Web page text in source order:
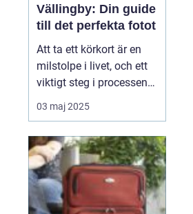
Vällingby: Din guide
till det perfekta fotot
Att ta ett körkort är en
milstolpe i livet, och ett
viktigt steg i processen
är att fixa rätt
dokumentation. Ett av de
är att få till stånd ett
tydligt och aktuellt
körkortsfoto. I en v...
03 maj 2025